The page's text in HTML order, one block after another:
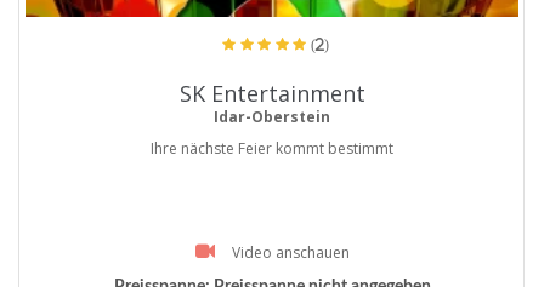
(2)
SK Entertainment
Idar-Oberstein
Ihre nächste Feier kommt bestimmt
Video anschauen